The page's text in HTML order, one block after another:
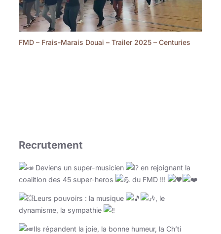
FMD – Frais-Marais Douai – Trailer 2025 – Centuries
Recrutement
Deviens un super-musicien
en rejoignant la
coalition des 45 super-heros
du FMD !!!
Leurs pouvoirs : la musique
, le
dynamisme, la sympathie
Ils répandent la joie, la bonne humeur, la Ch’ti